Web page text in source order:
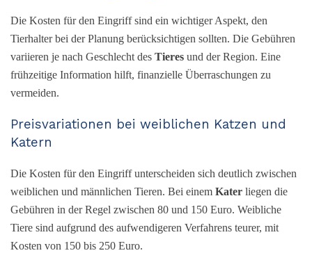
Die Kosten für den Eingriff sind ein wichtiger Aspekt, den
Tierhalter bei der Planung berücksichtigen sollten. Die Gebühren
variieren je nach Geschlecht des Tieres und der Region. Eine
frühzeitige Information hilft, finanzielle Überraschungen zu
vermeiden.
Preisvariationen bei weiblichen Katzen und
Katern
Die Kosten für den Eingriff unterscheiden sich deutlich zwischen
weiblichen und männlichen Tieren. Bei einem Kater liegen die
Gebühren in der Regel zwischen 80 und 150 Euro. Weibliche
Tiere sind aufgrund des aufwendigeren Verfahrens teurer, mit
Kosten von 150 bis 250 Euro.